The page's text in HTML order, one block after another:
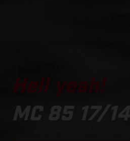
MC 85 17/14